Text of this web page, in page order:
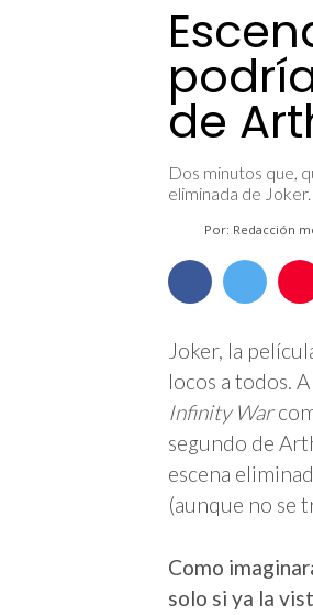
de
Dos minutos que,
eliminada de Joker.
Por: Redacción
Joker, la
locos a todos.
Infinity War
segundo de
escena
(aunque no se
Como
solo si ya la